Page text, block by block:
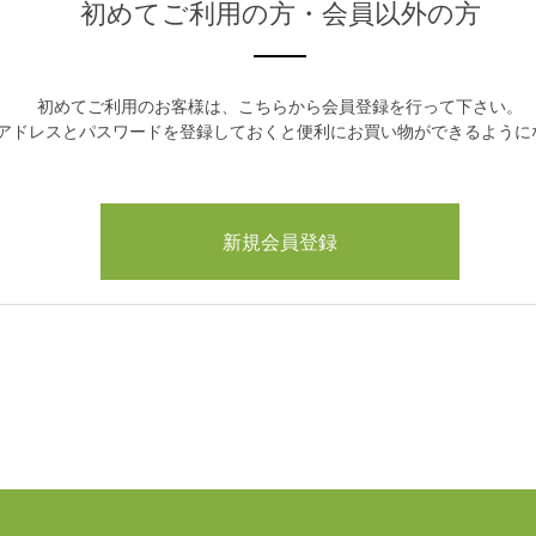
初めてご利用の方・会員以外の方
初めてご利用のお客様は、こちらから会員登録を行って下さい。
ドレスとパスワードを登録しておくと便利にお買い物ができるように